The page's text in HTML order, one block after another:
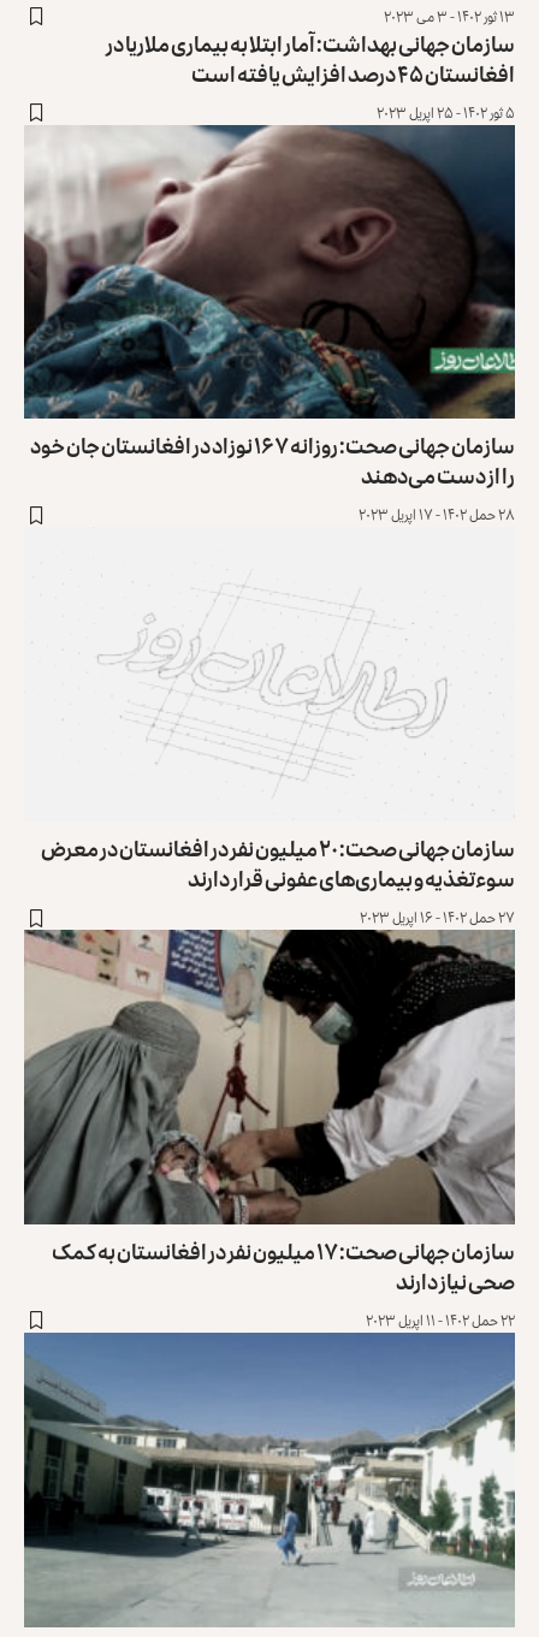
۱۳ ثور ۱۴۰۲ - ۳ می ۲۰۲۳
سازمان جهانی بهداشت: آمار ابتلا به بیماری ملاریا در
افغانستان ۴۵ درصد افزایش یافته است
۵ ثور ۱۴۰۲ - ۲۵ اپریل ۲۰۲۳
سازمان جهانی صحت: روزانه ۱۶۷ نوزاد در افغانستان جان خود
را از دست می‌دهند
۲۸ حمل ۱۴۰۲ - ۱۷ اپریل ۲۰۲۳
سازمان جهانی صحت: ۲۰ میلیون نفر در افغانستان در معرض
سوءتغذیه و بیماری‌های عفونی قرار دارند
۲۷ حمل ۱۴۰۲ - ۱۶ اپریل ۲۰۲۳
سازمان جهانی صحت: ۱۷ میلیون نفر در افغانستان به کمک
صحی نیاز دارند
۲۲ حمل ۱۴۰۲ - ۱۱ اپریل ۲۰۲۳